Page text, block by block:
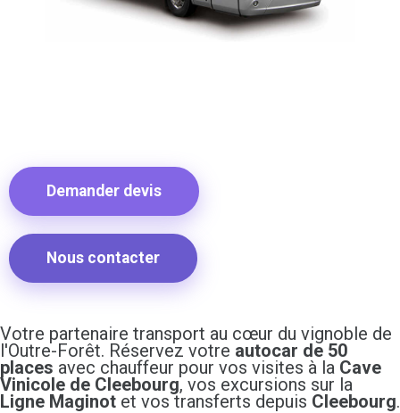
Demander devis
Nous contacter
Votre partenaire transport au cœur du vignoble de
l'Outre-Forêt. Réservez votre autocar de 50
places avec chauffeur pour vos visites à la Cave
Vinicole de Cleebourg, vos excursions sur la
Ligne Maginot et vos transferts depuis Cleebourg.